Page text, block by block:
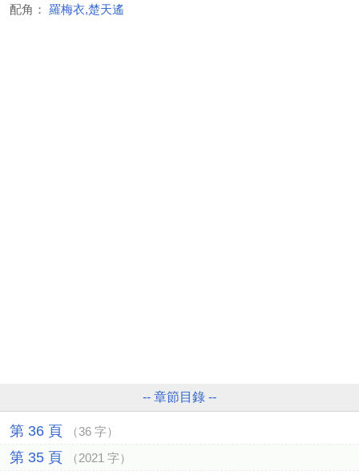
配角：
羅梅衣,楚天遙
-- 章節目錄 --
第 36 頁 （36 字）
第 35 頁 （2021 字）